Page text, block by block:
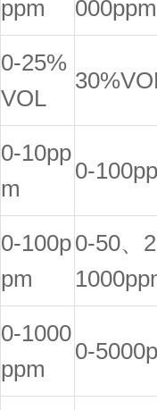
ppm
000ppm
0-25%
VOL
0-10pp
m
0-
0-100p
pm
0-50、
0-1000
ppm
0-